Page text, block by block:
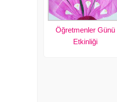
Öğretmenler Günü
Etkinliği